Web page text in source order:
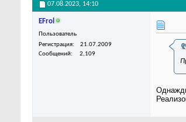
07.08.2023, 14:10
EFrol
Пользователь
Регистрация
21.07.2009
Сообщений
2,109